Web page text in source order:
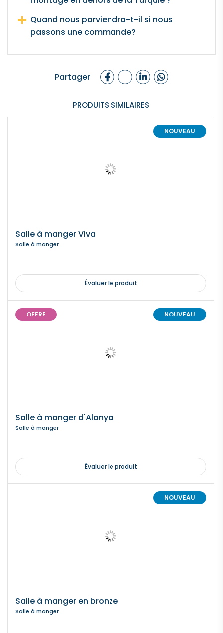
Quand nous parviendra-t-il si nous
passons une commande?
Partager
PRODUITS SIMILAIRES
NOUVEAU
Salle à manger Viva
Salle à manger
Évaluer le produit
OFFRE NOUVEAU
Salle à manger d'Alanya
Salle à manger
Évaluer le produit
NOUVEAU
Salle à manger en bronze
Salle à manger